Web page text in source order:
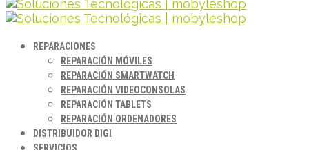
REPARACIONES
REPARACIÓN MÓVILES
REPARACIÓN SMARTWATCH
REPARACIÓN VIDEOCONSOLAS
REPARACIÓN TABLETS
REPARACIÓN ORDENADORES
DISTRIBUIDOR DIGI